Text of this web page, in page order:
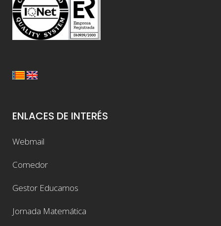
ENLACES DE INTERÉS
Webmail
Comedor
Gestor Educamos
Jornada Matemática